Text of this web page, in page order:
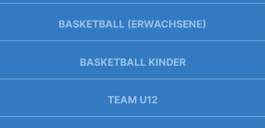
BASKETBALL (ERWACHSENE)
BASKETBALL KINDER
TEAM U12